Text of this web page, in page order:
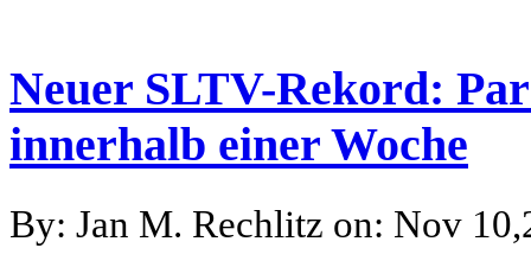
Neuer SLTV-Rekord:
innerhalb einer Woche
By: Jan M. Rechlitz on: Nov